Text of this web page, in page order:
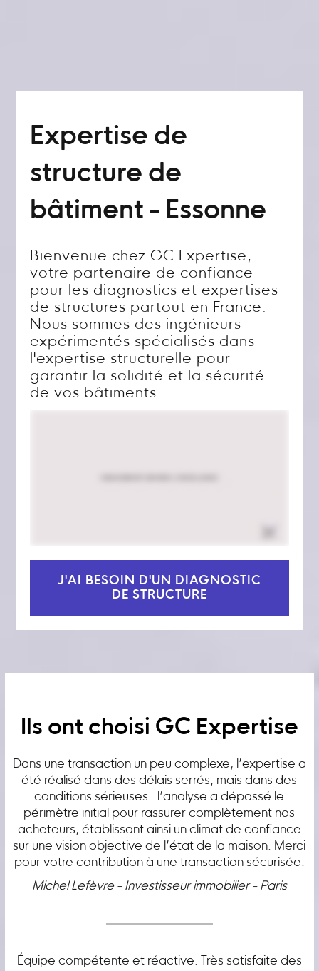
Expertise de
structure de
bâtiment - Essonne
Bienvenue chez GC Expertise,
votre partenaire de confiance
pour les diagnostics et expertises
de structures partout en France.
Nous sommes des ingénieurs
expérimentés spécialisés dans
l'expertise structurelle pour
garantir la solidité et la sécurité
de vos bâtiments.
J'AI BESOIN D'UN DIAGNOSTIC
DE STRUCTURE
Ils ont choisi GC Expertise
Dans une transaction un peu complexe, l’expertise a
été réalisé dans des délais serrés, mais dans des
conditions sérieuses : l’analyse a dépassé le
périmètre initial pour rassurer complètement nos
acheteurs, établissant ainsi un climat de confiance
sur une vision objective de l’état de la maison. Merci
pour votre contribution à une transaction sécurisée.
Michel Lefèvre - Investisseur immobilier - Paris
Équipe compétente et réactive. Très satisfaite des